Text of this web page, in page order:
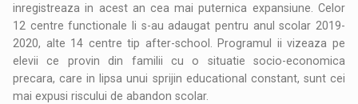
inregistreaza in acest an cea mai puternica expansiune. Celor
12 centre functionale li s-au adaugat pentru anul scolar 2019-
2020, alte 14 centre tip after-school. Programul ii vizeaza pe
elevii ce provin din familii cu o situatie socio-economica
precara, care in lipsa unui sprijin educational constant, sunt cei
mai expusi riscului de abandon scolar.